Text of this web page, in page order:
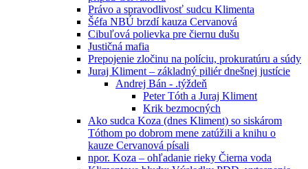
Právo a spravodlivosť sudcu Klimenta
Šéfa NBÚ brzdí kauza Cervanová
Cibuľová polievka pre čiernu dušu
Justičná mafia
Prepojenie zločinu na políciu, prokuratúru a súdy
Juraj Kliment – základný piliér dnešnej justície
Andrej Bán - .týždeň
Peter Tóth a Juraj Kliment
Krik bezmocných
Ako sudca Koza (dnes Kliment) so siskárom
Tóthom po dobrom mene zatúžili a knihu o
kauze Cervanová písali
npor. Koza – ohľadanie rieky Čierna voda